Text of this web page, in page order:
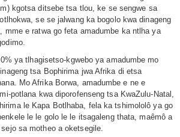
kgotsa ditsebe tsa tlou, ke se sengwe sa
se se jalwang ka bogolo kwa dinageng
mme e ratwa go feta amadumbe ka ntlha ya
ya tlhagisetso-kgwebo ya amadumbe mo
tsa Bophirima jwa Afrika di etsa
Mo Afrika Borwa, amadumbe e ne e
potlana kwa diporofenseng tsa KwaZulu-Natal,
le Kapa Botlhaba, fela ka tshimololô ya go
le le golo le le itsagaleng thata, maêmô a
sa motheo a oketsegile.